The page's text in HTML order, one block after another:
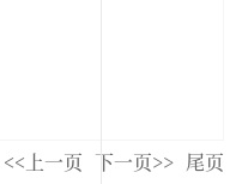
<<上一页 下一页>> 尾页